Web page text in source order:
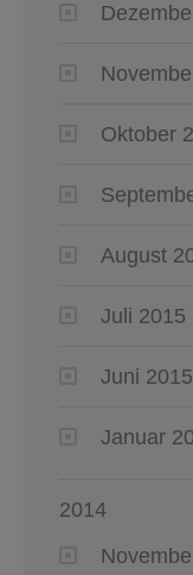
Oktober
August
Juli 2015
Juni 2015
Januar
2014